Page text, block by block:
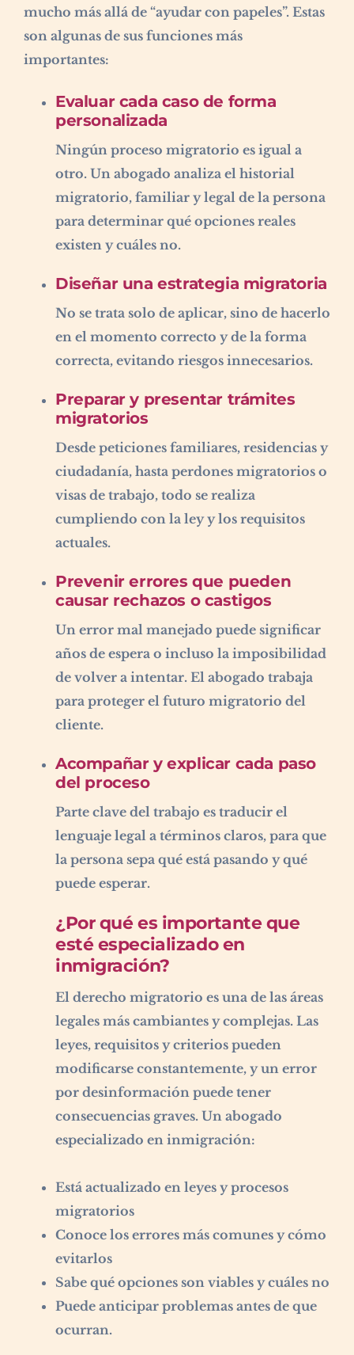
mucho más allá de “ayudar con papeles”. Estas
son algunas de sus funciones más
importantes:
Evaluar cada caso de forma
personalizada
Ningún proceso migratorio es igual a
otro. Un abogado analiza el historial
migratorio, familiar y legal de la persona
para determinar qué opciones reales
existen y cuáles no.
Diseñar una estrategia migratoria
No se trata solo de aplicar, sino de hacerlo
en el momento correcto y de la forma
correcta, evitando riesgos innecesarios.
Preparar y presentar trámites
migratorios
Desde peticiones familiares, residencias y
ciudadanía, hasta perdones migratorios o
visas de trabajo, todo se realiza
cumpliendo con la ley y los requisitos
actuales.
Prevenir errores que pueden
causar rechazos o castigos
Un error mal manejado puede significar
años de espera o incluso la imposibilidad
de volver a intentar. El abogado trabaja
para proteger el futuro migratorio del
cliente.
Acompañar y explicar cada paso
del proceso
Parte clave del trabajo es traducir el
lenguaje legal a términos claros, para que
la persona sepa qué está pasando y qué
puede esperar.
¿Por qué es importante que
esté especializado en
inmigración?
El derecho migratorio es una de las áreas
legales más cambiantes y complejas. Las
leyes, requisitos y criterios pueden
modificarse constantemente, y un error
por desinformación puede tener
consecuencias graves. Un abogado
especializado en inmigración:
Está actualizado en leyes y procesos
migratorios
Conoce los errores más comunes y cómo
evitarlos
Sabe qué opciones son viables y cuáles no
Puede anticipar problemas antes de que
ocurran.